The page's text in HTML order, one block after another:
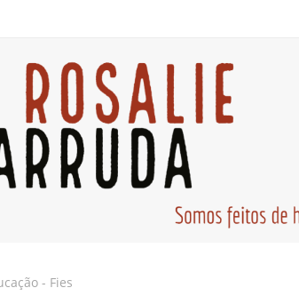
- Fies